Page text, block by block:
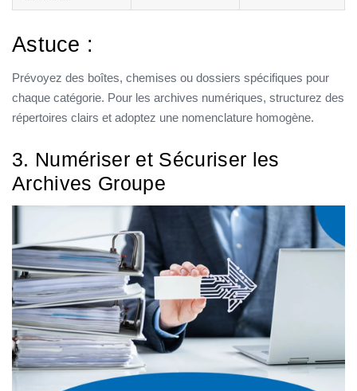
Astuce :
Prévoyez des boîtes, chemises ou dossiers spécifiques pour
chaque catégorie. Pour les archives numériques, structurez des
répertoires clairs et adoptez une nomenclature homogène.
3. Numériser et Sécuriser les
Archives Groupe